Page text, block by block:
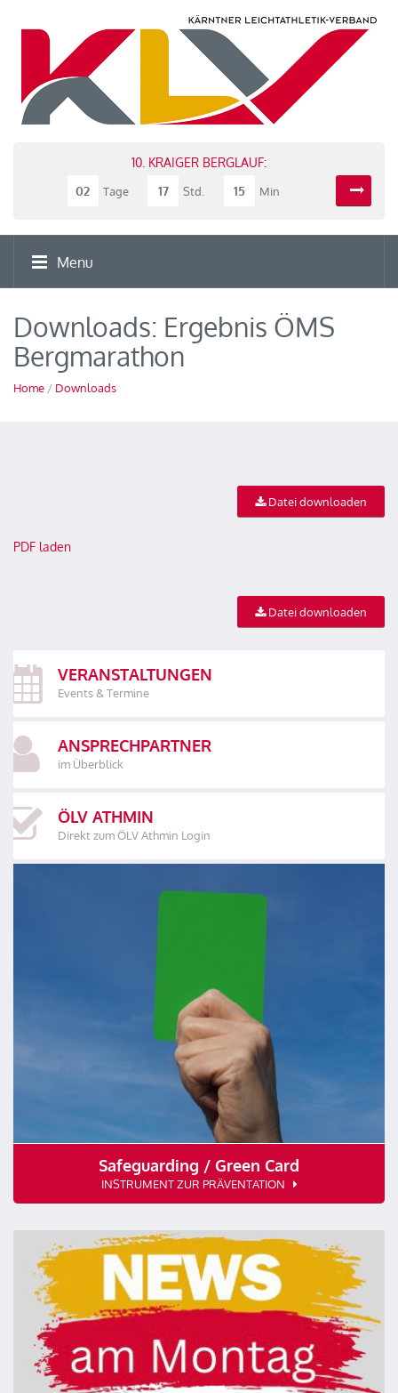
10. KRAIGER BERGLAUF:
02
Tage 17 Std. 15 Min
Menu
Downloads: Ergebnis ÖMS
Bergmarathon
Home / Downloads
Datei downloaden
PDF laden
Datei downloaden
VERANSTALTUNGEN
Events & Termine
ANSPRECHPARTNER
im Überblick
ÖLV ATHMIN
Direkt zum ÖLV Athmin Login
Safeguarding / Green Card
INSTRUMENT ZUR PRÄVENTATION